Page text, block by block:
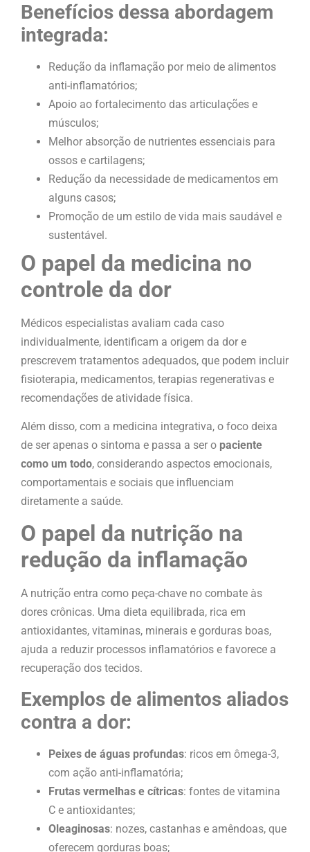
Benefícios dessa abordagem
integrada:
Redução da inflamação por meio de alimentos
anti-inflamatórios;
Apoio ao fortalecimento das articulações e
músculos;
Melhor absorção de nutrientes essenciais para
ossos e cartilagens;
Redução da necessidade de medicamentos em
alguns casos;
Promoção de um estilo de vida mais saudável e
sustentável.
O papel da medicina no
controle da dor
Médicos especialistas avaliam cada caso
individualmente, identificam a origem da dor e
prescrevem tratamentos adequados, que podem incluir
fisioterapia, medicamentos, terapias regenerativas e
recomendações de atividade física.
Além disso, com a medicina integrativa, o foco deixa
de ser apenas o sintoma e passa a ser o paciente
como um todo, considerando aspectos emocionais,
comportamentais e sociais que influenciam
diretamente a saúde.
O papel da nutrição na
redução da inflamação
A nutrição entra como peça-chave no combate às
dores crônicas. Uma dieta equilibrada, rica em
antioxidantes, vitaminas, minerais e gorduras boas,
ajuda a reduzir processos inflamatórios e favorece a
recuperação dos tecidos.
Exemplos de alimentos aliados
contra a dor:
Peixes de águas profundas: ricos em ômega-3,
com ação anti-inflamatória;
Frutas vermelhas e cítricas: fontes de vitamina
C e antioxidantes;
Oleaginosas: nozes, castanhas e amêndoas, que
oferecem gorduras boas;